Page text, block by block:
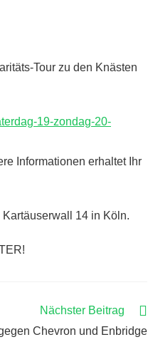
Tour zu den Knästen
19-zondag-20-
Informationen erhaltet Ihr
14 in Köln.
Nächster Beitrag
gegen Chevron und Enbridge